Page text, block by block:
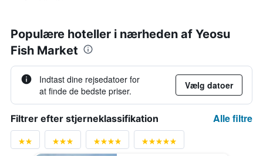
Populære hoteller i nærheden af Yeosu
Fish Market
Indtast dine rejsedatoer for
at finde de bedste priser.
Vælg datoer
Filtrer efter stjerneklassifikation Alle filtre